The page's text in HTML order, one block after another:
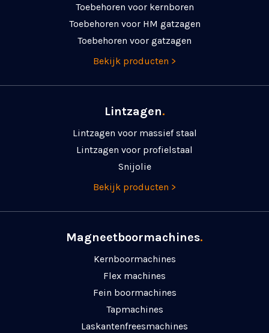
Toebehoren voor kernboren
Toebehoren voor HM gatzagen
Toebehoren voor gatzagen
Bekijk producten >
Lintzagen.
Lintzagen voor massief staal
Lintzagen voor profielstaal
Snijolie
Bekijk producten >
Magneetboormachines.
Kernboormachines
Flex machines
Fein boormachines
Tapmachines
Laskanten­freesmachines